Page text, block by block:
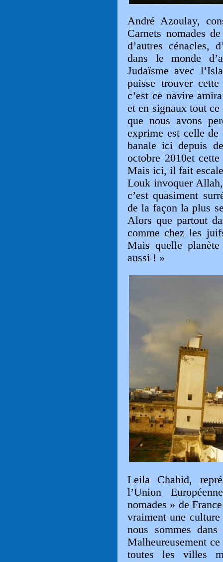
André Azoulay,
Carnets nomades
d’autres cénacles,
dans le monde
Judaïsme avec
puisse trouver
c’est ce navire
et en signaux tout
que nous avons
exprime est celle
banale ici depuis
octobre 2010et
Mais ici, il fait
Louk invoquer
c’est quasiment
de la façon la plus
Alors que partout
comme chez les
Mais quelle
aussi ! »
Leila Chahid,
l’Union
nomades » de
vraiment une
nous sommes
Malheureusement
toutes les villes